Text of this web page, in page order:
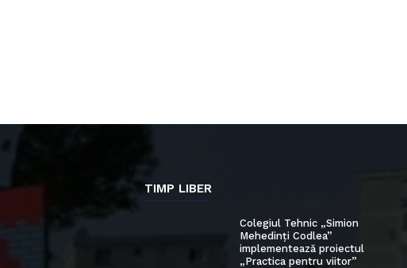
TIMP LIBER
Colegiul Tehnic „Simion
Mehedinți Codlea”
implementează proiectul
„Practica pentru viitor”